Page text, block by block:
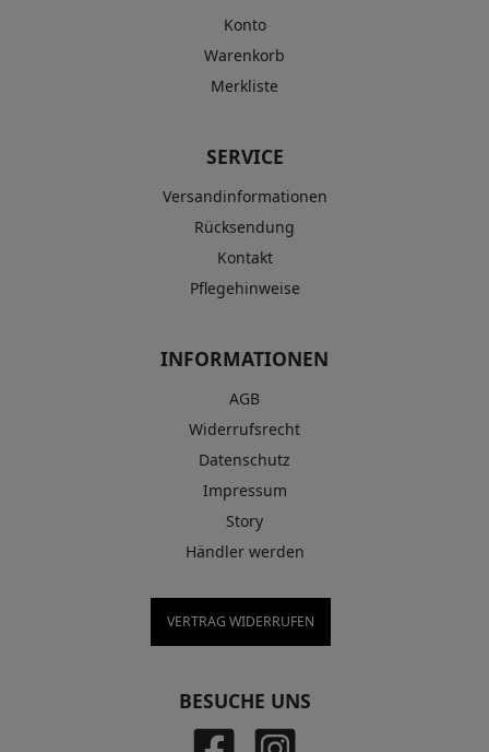
Konto
Warenkorb
Merkliste
SERVICE
Versandinformationen
Rücksendung
Kontakt
Pflegehinweise
INFORMATIONEN
AGB
Widerrufsrecht
Datenschutz
Impressum
Story
Händler werden
VERTRAG WIDERRUFEN
BESUCHE UNS